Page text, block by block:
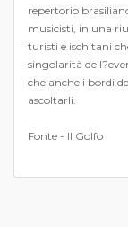
repertorio
musicisti, in una
turisti e ischitani
singolarità
che anche i bordi
ascoltarli.
Fonte - Il Golfo